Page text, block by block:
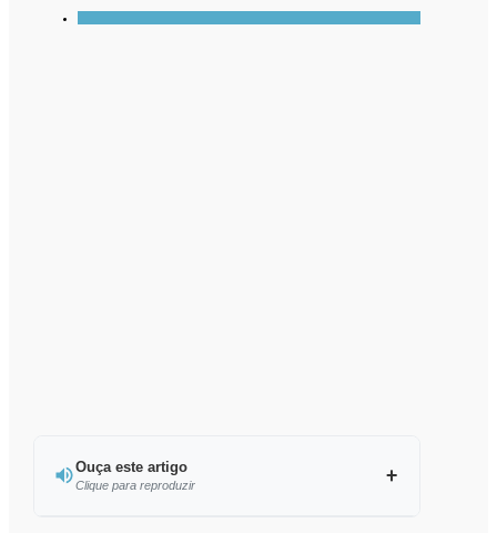
Ouça este artigo
Clique para reproduzir